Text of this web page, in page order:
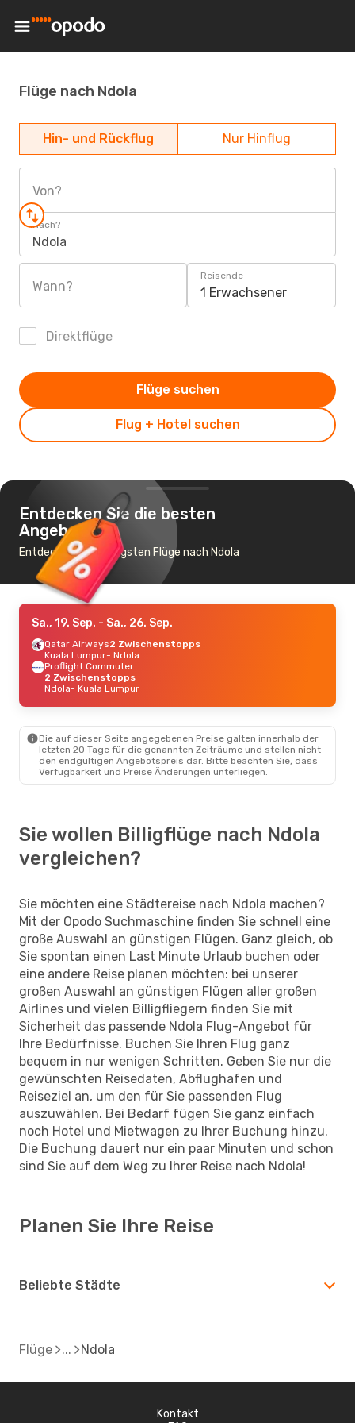
Flüge nach Ndola
Hin- und Rückflug Nur Hinflug
Von?
Nach?
Ndola
Wann?
Reisende
1 Erwachsener
Direktflüge
Flug + Hotel suchen
Flüge suchen
Entdecken Sie die besten
Angebote
Entdecke die günstigsten Flüge nach Ndola
Sa., 19. Sep. - Sa., 26. Sep.
Qatar Airways2 Zwischenstopps
Kuala Lumpur- Ndola
Proflight Commuter
2 Zwischenstopps
Ndola- Kuala Lumpur
Die auf dieser Seite angegebenen Preise galten innerhalb der
letzten 20 Tage für die genannten Zeiträume und stellen nicht
den endgültigen Angebotspreis dar. Bitte beachten Sie, dass
Verfügbarkeit und Preise Änderungen unterliegen.
Sie wollen Billigflüge nach Ndola
vergleichen?
Sie möchten eine Städtereise nach Ndola machen?
Mit der Opodo Suchmaschine finden Sie schnell eine
große Auswahl an günstigen Flügen. Ganz gleich, ob
Sie spontan einen Last Minute Urlaub buchen oder
eine andere Reise planen möchten: bei unserer
großen Auswahl an günstigen Flügen aller großen
Airlines und vielen Billigfliegern finden Sie mit
Sicherheit das passende Ndola Flug-Angebot für
Ihre Bedürfnisse. Buchen Sie Ihren Flug ganz
bequem in nur wenigen Schritten. Geben Sie nur die
gewünschten Reisedaten, Abflughafen und
Reiseziel an, um den für Sie passenden Flug
auszuwählen. Bei Bedarf fügen Sie ganz einfach
noch Hotel und Mietwagen zu Ihrer Buchung hinzu.
Die Buchung dauert nur ein paar Minuten und schon
sind Sie auf dem Weg zu Ihrer Reise nach Ndola!
Planen Sie Ihre Reise
Beliebte Städte
Flüge Ndola
Kontakt